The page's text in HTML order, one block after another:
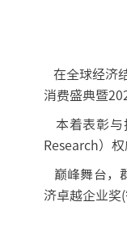
在全球经济
消费盛典暨
本着表彰与
Research）
巅峰舞台，
济卓越企业奖